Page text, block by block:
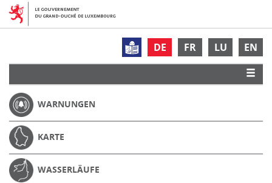
DE FR LU EN
WARNUNGEN
KARTE
WASSERLÄUFE